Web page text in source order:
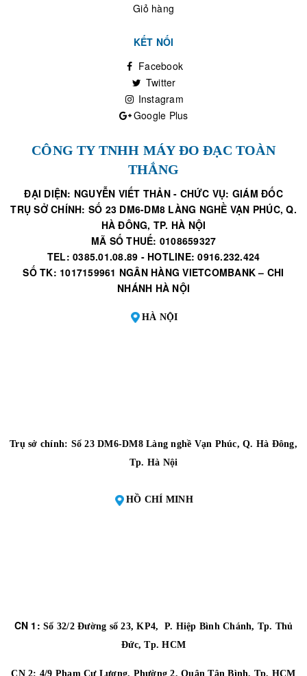
Giỏ hàng
KẾT NỐI
Facebook
Twitter
Instagram
Google Plus
CÔNG TY TNHH MÁY ĐO ĐẠC TOÀN
THẮNG
ĐẠI DIỆN: NGUYỄN VIẾT THẢN - CHỨC VỤ: GIÁM ĐỐC
TRỤ SỞ CHÍNH: SỐ 23 DM6-DM8 LÀNG NGHỀ VẠN PHÚC, Q.
HÀ ĐÔNG, TP. HÀ NỘI
MÃ SỐ THUẾ: 0108659327
TEL: 0385.01.08.89 - HOTLINE: 0916.232.424
SỐ TK: 1017159961 NGÂN HÀNG VIETCOMBANK – CHI
NHÁNH HÀ NỘI
HÀ NỘI
Trụ sở chính: Số 23 DM6-DM8 Làng nghề Vạn Phúc, Q. Hà Đông,
Tp. Hà Nội
HỒ CHÍ MINH
CN 1: Số 32/2 Đường số 23, KP4, P. Hiệp Bình Chánh, Tp. Thủ
Đức, Tp. HCM
CN 2: 4/9 Phạm Cự Lượng, Phường 2, Quận Tân Bình, Tp. HCM